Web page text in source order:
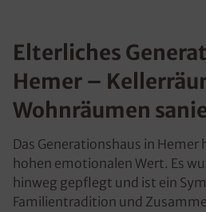
Elterliches
Hemer –
Wohnräumen
Das Generationshaus in Hemer
hohen emotionalen Wert. Es
hinweg gepflegt und ist ein
Familientradition und